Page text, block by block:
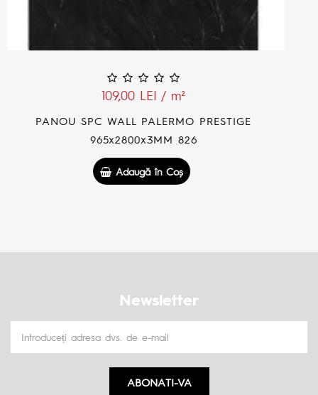
109,00 LEI / m²
PANOU SPC WALL ROMA IMPERIALE
965x2800x3MM 821
Adaugă în Coş
Newsletter
ABONATI-VA